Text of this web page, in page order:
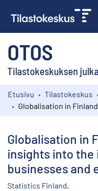
OTOS
Tilastokeskuksen
Kokoelmat
Etusivu Tilastokeskus
Globalisation in
insights into the
businesses and
Statistics Finland,